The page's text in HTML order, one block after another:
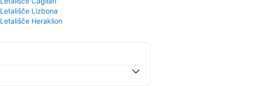
Letališče Lizbona
Letališče Heraklion